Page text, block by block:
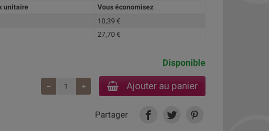
unitaire
Vous économisez
10,39 €
27,70 €
Disponible
Ajouter au panier
Partager